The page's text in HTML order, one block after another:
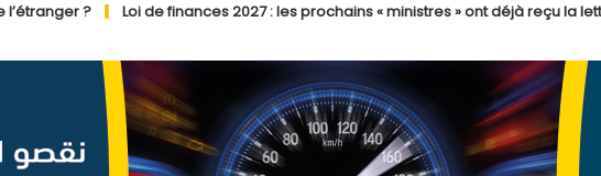
Loi de finances 2027 : les prochains « ministres » ont déjà reçu la lettre de cadrage